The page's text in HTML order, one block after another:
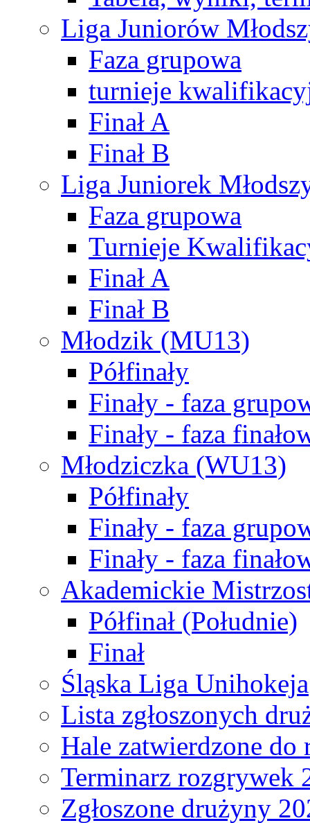
Liga Juniorów
Faza grupowa
turnieje
Finał A
Finał B
Liga Juniorek
Faza grupowa
Turnieje
Finał A
Finał B
Młodzik (MU13)
Półfinały
Finały - faza
Finały - faza
Młodziczka (WU13)
Półfinały
Finały - faza
Finały - faza
Akademickie
Półfinał (Południe)
Finał
Śląska Liga Unihokeja
Lista zgłoszonych
Hale zatwierdzone do
Terminarz rozgrywek
Zgłoszone drużyny